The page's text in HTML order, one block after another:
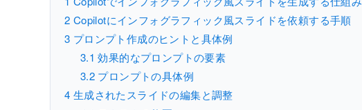
2 Copilotにインフォグラフィック風スライドを依頼する手順
3 プロンプト作成のヒントと具体例
3.1 効果的なプロンプトの要素
3.2 プロンプトの具体例
4 生成されたスライドの編集と調整